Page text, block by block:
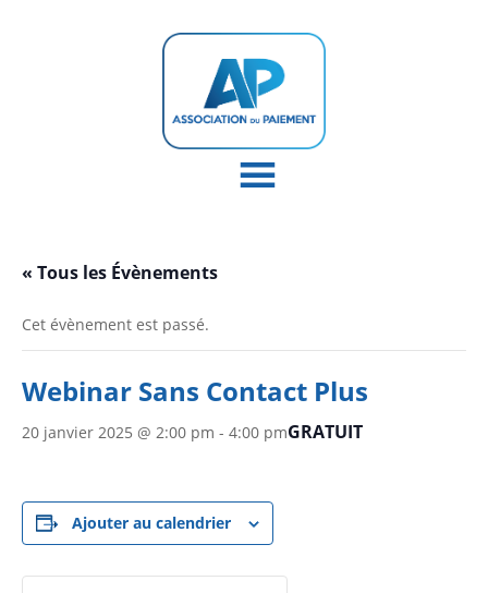
« Tous les Évènements
Cet évènement est passé.
Webinar Sans Contact Plus
20 janvier 2025 @ 2:00 pm - 4:00 pmGRATUIT
Ajouter au calendrier